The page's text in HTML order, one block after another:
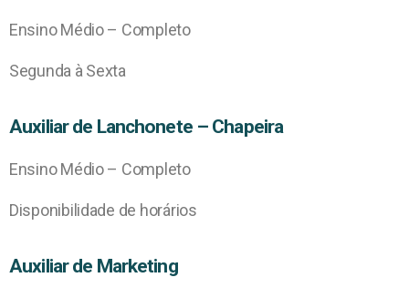
Ensino Médio – Completo
Segunda à Sexta
Auxiliar de Lanchonete – Chapeira
Ensino Médio – Completo
Disponibilidade de horários
Auxiliar de Marketing